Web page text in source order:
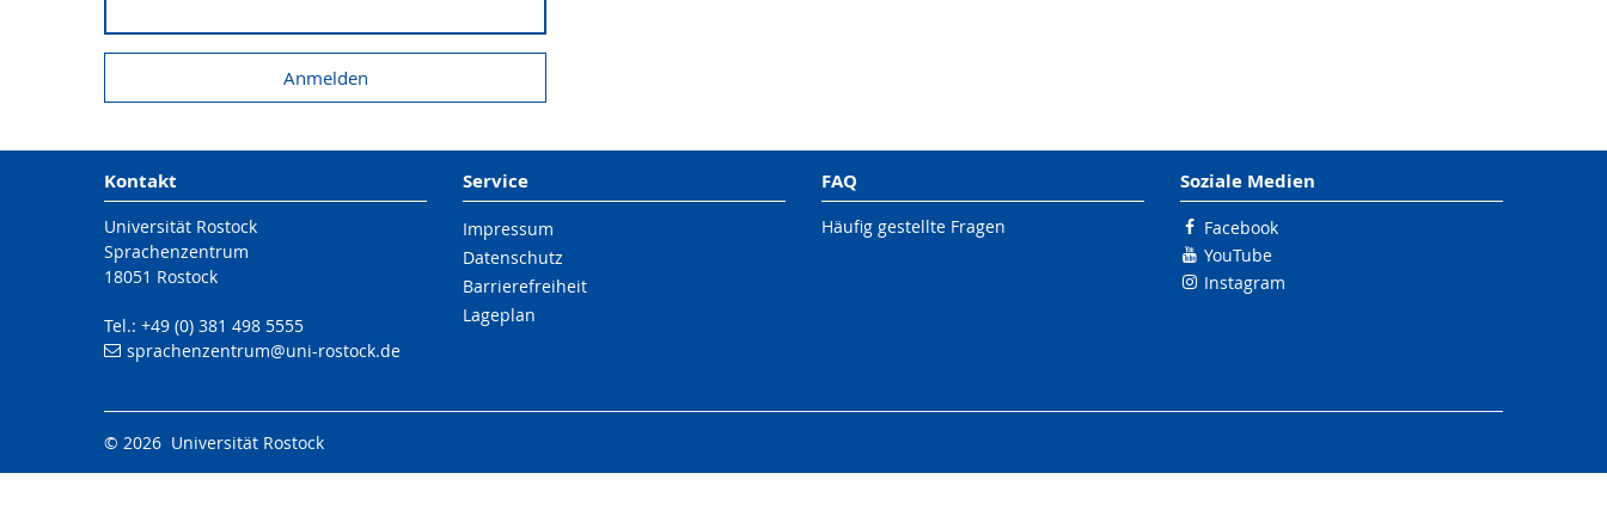
Kontakt
Universität Rostock
Sprachenzentrum
18051 Rostock
Tel.: +49 (0) 381 498 5555
sprachenzentrum@uni-rostock.de
Service
Impressum
Datenschutz
Barrierefreiheit
Lageplan
FAQ
Häufig gestellte Fragen
Soziale Medien
Facebook
YouTube
Instagram
© 2026 Universität Rostock